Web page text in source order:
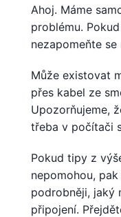
Ahoj. Máme
problému.
nezapomeňte
Může existovat
přes kabel ze
Upozorňujeme,
třeba v počítači
Pokud tipy z
nepomohou,
podrobněji, jaký
připojení.